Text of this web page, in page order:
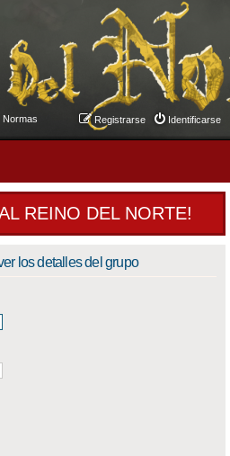
Normas Identificarse
Registrarse
REINO DEL NORTE!
los detalles del grupo